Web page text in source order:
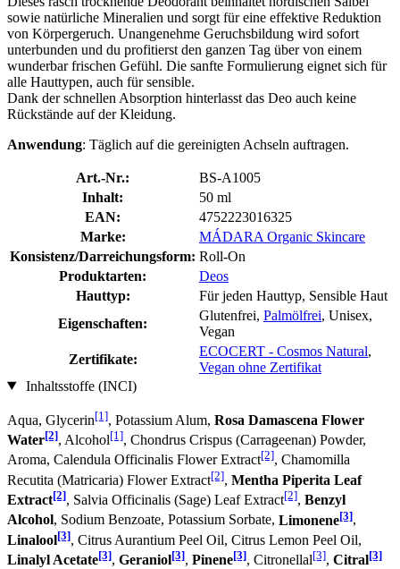
sowie natürliche Mineralien und sorgt für eine effektive Reduktion
von Körpergeruch. Unangenehme Geruchsbildung wird sofort
unterbunden und du profitierst den ganzen Tag über von einem
wunderbar frischen Gefühl. Die sanfte Formulierung eignet sich für
alle Hauttypen, auch für sensible.
Dank der schnellen Absorption hinterlasst das Deo auch keine
Rückstände auf der Kleidung.
Anwendung: Täglich auf die gereinigten Achseln auftragen.
Art.-Nr.:
BS-A1005
Inhalt:
50 ml
EAN:
4752223016325
Marke:
MÁDARA Organic Skincare
Konsistenz/Darreichungsform: Roll-On
Produktarten:
Deos
Hauttyp:
Für jeden Hauttyp, Sensible Haut
Eigenschaften:
Glutenfrei, Palmölfrei, Unisex,
Vegan
Zertifikate:
ECOCERT - Cosmos Natural,
Vegan ohne Zertifikat
Inhaltsstoffe (INCI)
Aqua, Glycerin[1], Potassium Alum, Rosa Damascena Flower
Water[2], Alcohol[1], Chondrus Crispus (Carrageenan) Powder,
Aroma, Calendula Officinalis Flower Extract[2], Chamomilla
Recutita (Matricaria) Flower Extract[2], Mentha Piperita Leaf
Extract[2], Salvia Officinalis (Sage) Leaf Extract[2], Benzyl
Alcohol, Sodium Benzoate, Potassium Sorbate, Limonene[3],
Linalool[3], Citrus Aurantium Peel Oil, Citrus Lemon Peel Oil,
Linalyl Acetate[3], Geraniol[3], Pinene[3], Citronellal[3], Citral[3]